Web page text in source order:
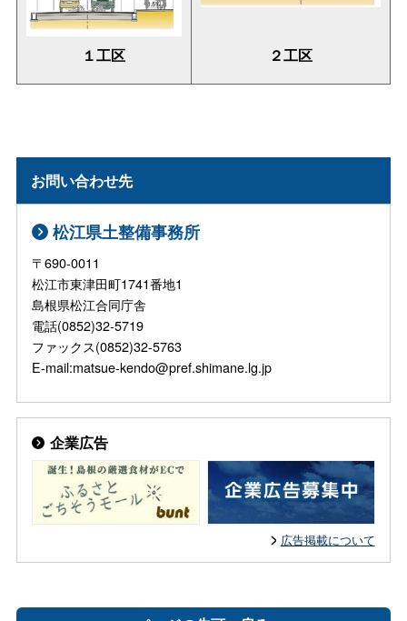
１工区 ２工区
お問い合わせ先
松江県土整備事務所
〒690-0011
松江市東津田町1741番地1
島根県松江合同庁舎
電話(0852)32-5719
ファックス(0852)32-5763
E-mail:matsue-kendo@pref.shimane.lg.jp
企業広告
広告掲載について